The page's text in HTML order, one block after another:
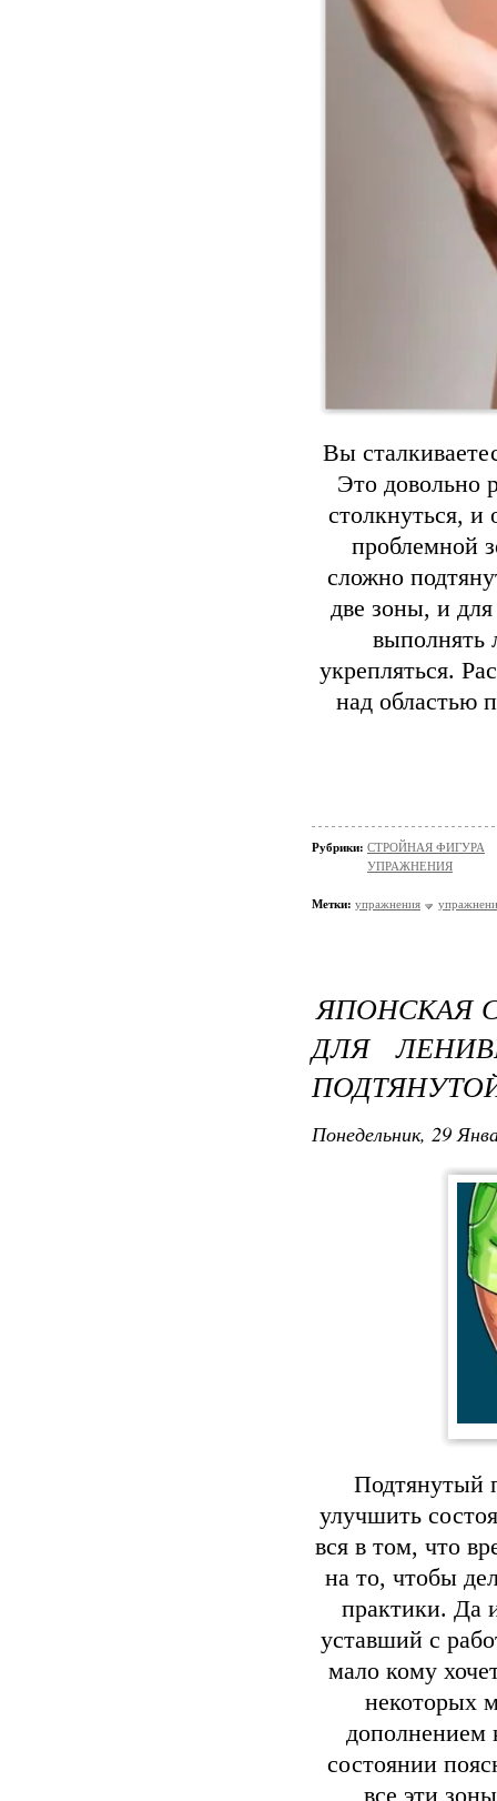
Вы
Это довольно
столкнуться,
проблемной
сложно
две зоны, и
выполнять
укрепляться.
над областью
Рубрики: СТРОЙНАЯ ФИГУРА
УПРАЖНЕНИЯ
Метки: упражнения
ЯПОНСКАЯ
ДЛЯ
Понедельник, 29
Подтянутый
улучшить
вся в том, что
на то, чтобы
практики. Да
уставший с
мало кому
некоторых
дополнением
состоянии
все эти